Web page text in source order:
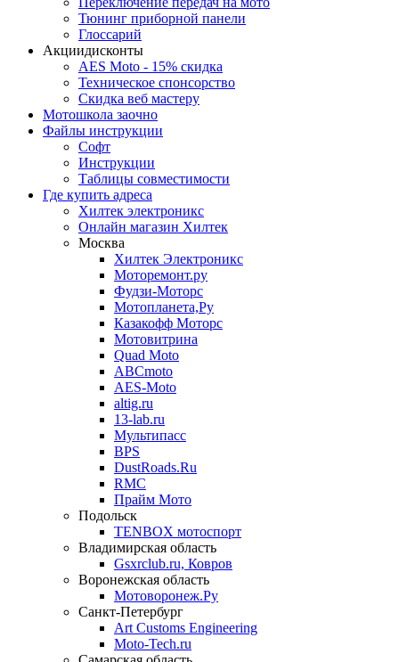
Тюнинг приборной панели
Глоссарий
Акциидисконты
AES Moto - 15% скидка
Техническое спонсорство
Скидка веб мастеру
Мотошкола заочно
Файлы инструкции
Софт
Инструкции
Таблицы совместимости
Где купить адреса
Хилтек электроникс
Онлайн магазин Хилтек
Москва
Хилтек Электроникс
Моторемонт.ру
Фудзи-Моторс
Мотопланета,Ру
Казакофф Моторс
Мотовитрина
Quad Moto
ABCmoto
AES-Moto
altig.ru
13-lab.ru
Мультипасс
BPS
DustRoads.Ru
RMC
Прайм Мото
Подольск
TENBOX мотоспорт
Владимирская область
Gsxrclub.ru, Ковров
Воронежская область
Мотоворонеж.Ру
Санкт-Петербург
Art Customs Engineering
Moto-Tech.ru